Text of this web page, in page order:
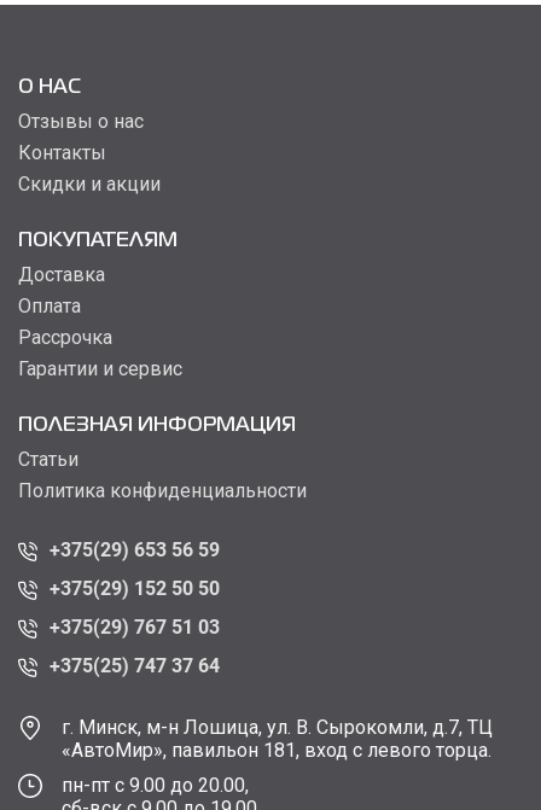
О НАС
Отзывы о нас
Контакты
Скидки и акции
ПОКУПАТЕЛЯМ
Доставка
Оплата
Рассрочка
Гарантии и сервис
ПОЛЕЗНАЯ ИНФОРМАЦИЯ
Статьи
Политика конфиденциальности
+375(29) 653 56 59
+375(29) 152 50 50
+375(29) 767 51 03
+375(25) 747 37 64
г. Минск, м-н Лошица, ул. В. Сырокомли, д.7, ТЦ
«АвтоМир», павильон 181, вход с левого торца.
пн-пт с 9.00 до 20.00,